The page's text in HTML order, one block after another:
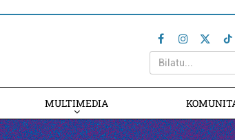
MULTIMEDIA